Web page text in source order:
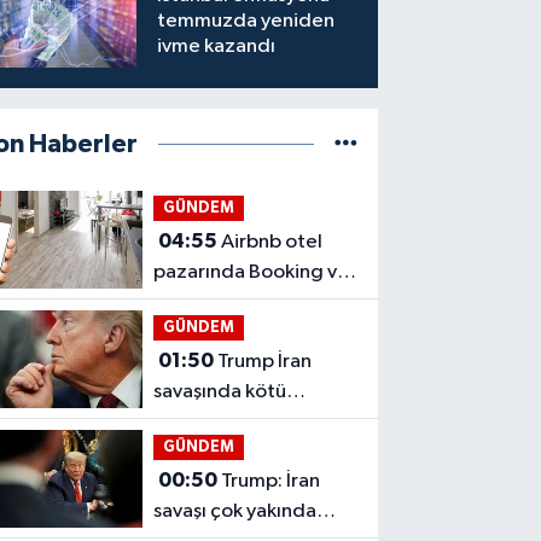
temmuzda yeniden
ivme kazandı
Haberler
GÜNDEM
04:55 Airbnb otel
pazarında Booking ve
Expedia’ya yaklaşıyor
GÜNDEM
01:50
savaşında kötü
seçenekler arasında
sıkıştı
GÜNDEM
00:50
savaşı çok yakında